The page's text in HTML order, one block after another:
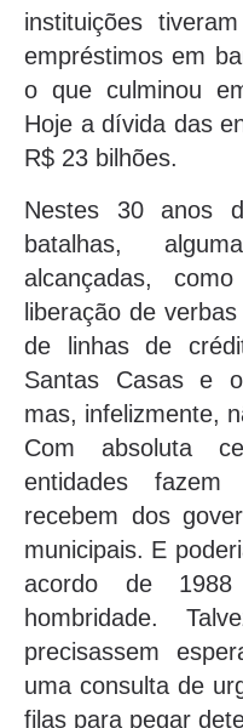
instituições
empréstimos em
o que culminou
Hoje a dívida das
R$ 23 bilhões.
Nestes 30 anos
batalhas,
alcançadas,
liberação de
de linhas de
Santas Casas e
mas, infelizmente,
Com absoluta
entidades
recebem dos
municipais. E
acordo de
hombridade.
precisassem
uma consulta de
filas para pegar